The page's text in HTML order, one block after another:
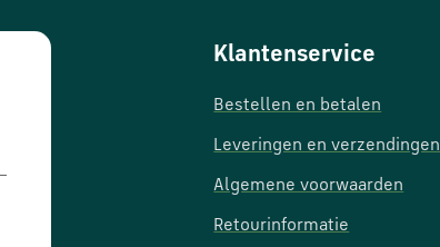
Klantenservice
Bestellen en betalen
Leveringen en verzendingen
Algemene voorwaarden
Retourinformatie